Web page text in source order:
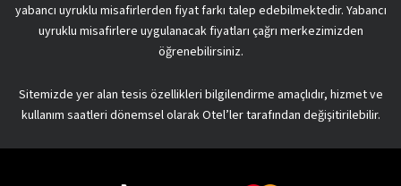
yabancı uyruklu misafirlerden fiyat farkı talep edebilmektedir. Yabancı
uyruklu misafirlere uygulanacak fiyatları çağrı merkezimizden
öğrenebilirsiniz.
Sitemizde yer alan tesis özellikleri bilgilendirme amaçlıdır, hizmet ve
kullanım saatleri dönemsel olarak Otel’ler tarafından değişitirilebilir.